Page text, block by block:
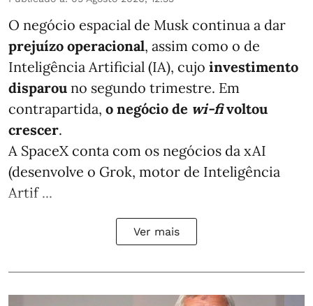
O negócio espacial de Musk continua a dar
prejuízo operacional, assim como o de
Inteligência Artificial (IA), cujo investimento
disparou no segundo trimestre. Em
contrapartida, o negócio de wi-fivoltou
crescer.
A SpaceX conta com os negócios da xAI
(desenvolve o Grok, motor de Inteligência
Artif ...
Ver mais